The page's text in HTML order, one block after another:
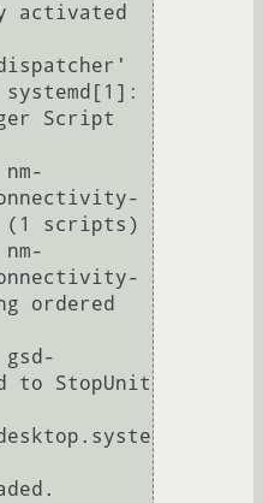
activated
systemd[1]:
Script
(1 scripts)
ordered
gsd-
to StopUnit